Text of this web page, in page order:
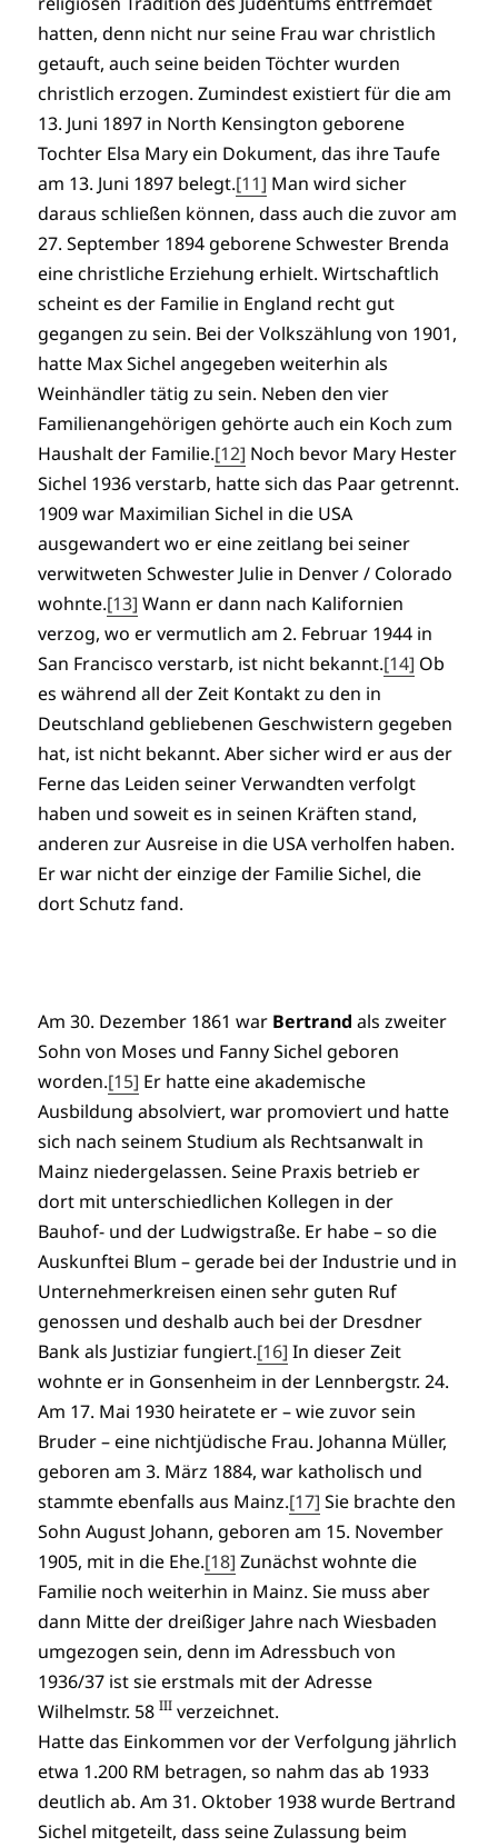
hatten, denn nicht nur seine Frau war christlich
getauft, auch seine beiden Töchter wurden
christlich erzogen. Zumindest existiert für die am
13. Juni 1897 in North Kensington geborene
Tochter Elsa Mary ein Dokument, das ihre Taufe
am 13. Juni 1897 belegt.[11] Man wird sicher
daraus schließen können, dass auch die zuvor am
27. September 1894 geborene Schwester Brenda
eine christliche Erziehung erhielt. Wirtschaftlich
scheint es der Familie in England recht gut
gegangen zu sein. Bei der Volkszählung von 1901,
hatte Max Sichel angegeben weiterhin als
Weinhändler tätig zu sein. Neben den vier
Familienangehörigen gehörte auch ein Koch zum
Haushalt der Familie.[12] Noch bevor Mary Hester
Sichel 1936 verstarb, hatte sich das Paar getrennt.
1909 war Maximilian Sichel in die USA
ausgewandert wo er eine zeitlang bei seiner
verwitweten Schwester Julie in Denver / Colorado
wohnte.[13] Wann er dann nach Kalifornien
verzog, wo er vermutlich am 2. Februar 1944 in
San Francisco verstarb, ist nicht bekannt.[14] Ob
es während all der Zeit Kontakt zu den in
Deutschland gebliebenen Geschwistern gegeben
hat, ist nicht bekannt. Aber sicher wird er aus der
Ferne das Leiden seiner Verwandten verfolgt
haben und soweit es in seinen Kräften stand,
anderen zur Ausreise in die USA verholfen haben.
Er war nicht der einzige der Familie Sichel, die
dort Schutz fand.
Am 30. Dezember 1861 war Bertrand als zweiter
Sohn von Moses und Fanny Sichel geboren
worden.[15] Er hatte eine akademische
Ausbildung absolviert, war promoviert und hatte
sich nach seinem Studium als Rechtsanwalt in
Mainz niedergelassen. Seine Praxis betrieb er
dort mit unterschiedlichen Kollegen in der
Bauhof- und der Ludwigstraße. Er habe – so die
Auskunftei Blum – gerade bei der Industrie und in
Unternehmerkreisen einen sehr guten Ruf
genossen und deshalb auch bei der Dresdner
Bank als Justiziar fungiert.[16] In dieser Zeit
wohnte er in Gonsenheim in der Lennbergstr. 24.
Am 17. Mai 1930 heiratete er – wie zuvor sein
Bruder – eine nichtjüdische Frau. Johanna Müller,
geboren am 3. März 1884, war katholisch und
stammte ebenfalls aus Mainz.[17] Sie brachte den
Sohn August Johann, geboren am 15. November
1905, mit in die Ehe.[18] Zunächst wohnte die
Familie noch weiterhin in Mainz. Sie muss aber
dann Mitte der dreißiger Jahre nach Wiesbaden
umgezogen sein, denn im Adressbuch von
1936/37 ist sie erstmals mit der Adresse
Wilhelmstr. 58III verzeichnet.
Hatte das Einkommen vor der Verfolgung jährlich
etwa 1.200 RM betragen, so nahm das ab 1933
deutlich ab. Am 31. Oktober 1938 wurde Bertrand
Sichel mitgeteilt, dass seine Zulassung beim